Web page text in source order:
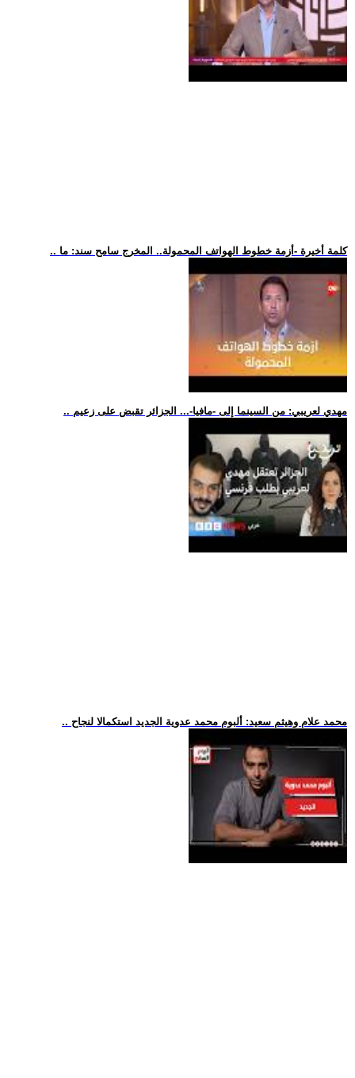
.. كلمة أخيرة -أزمة خطوط الهواتف المحمولة.. المخرج سامح سند: ما
.. مهدي لعريبي: من السينما إلى -مافيا-... الجزائر تقبض على زعيم
.. محمد علام وهيثم سعيد: ألبوم محمد عدوية الجديد استكمالا لنجاح